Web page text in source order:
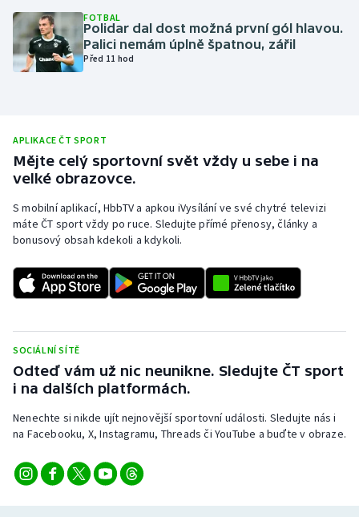
Olympijské hry
Plážový volejbal
Ragby
Rychlobruslení
Rychlostní kanoistika
Sportovní střelba
Stolní tenis
Triatlon
Veslování
Vodní slalom
FOTBAL
Polidar dal dost možná první gól hlavou.
Palici nemám úplně špatnou, zářil
Před 11 hod
APLIKACE ČT SPORT
Mějte celý sportovní svět vždy u sebe i na
velké obrazovce.
S mobilní aplikací, HbbTV a apkou iVysílání ve své chytré televizi
máte ČT sport vždy po ruce. Sledujte přímé přenosy, články a
bonusový obsah kdekoli a kdykoli.
SOCIÁLNÍ SÍTĚ
Odteď vám už nic neunikne. Sledujte ČT sport
i na dalších platformách.
Nenechte si nikde ujít nejnovější sportovní události. Sledujte nás i
na Facebooku, X, Instagramu, Threads či YouTube a buďte v obraze.